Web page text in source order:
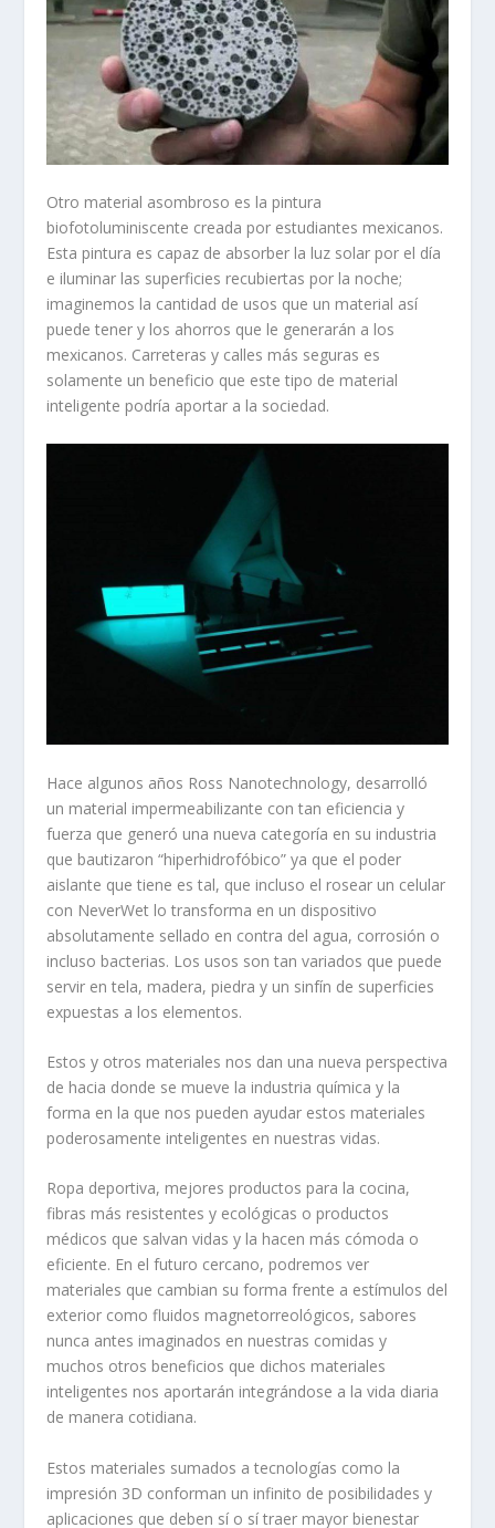
Otro material asombroso es la pintura
biofotoluminiscente creada por estudiantes mexicanos.
Esta pintura es capaz de absorber la luz solar por el día
e iluminar las superficies recubiertas por la noche;
imaginemos la cantidad de usos que un material así
puede tener y los ahorros que le generarán a los
mexicanos. Carreteras y calles más seguras es
solamente un beneficio que este tipo de material
inteligente podría aportar a la sociedad.
Hace algunos años Ross Nanotechnology, desarrolló
un material impermeabilizante con tan eficiencia y
fuerza que generó una nueva categoría en su industria
que bautizaron “hiperhidrofóbico” ya que el poder
aislante que tiene es tal, que incluso el rosear un celular
con NeverWet lo transforma en un dispositivo
absolutamente sellado en contra del agua, corrosión o
incluso bacterias. Los usos son tan variados que puede
servir en tela, madera, piedra y un sinfín de superficies
expuestas a los elementos.
Estos y otros materiales nos dan una nueva perspectiva
de hacia donde se mueve la industria química y la
forma en la que nos pueden ayudar estos materiales
poderosamente inteligentes en nuestras vidas.
Ropa deportiva, mejores productos para la cocina,
fibras más resistentes y ecológicas o productos
médicos que salvan vidas y la hacen más cómoda o
eficiente. En el futuro cercano, podremos ver
materiales que cambian su forma frente a estímulos del
exterior como fluidos magnetorreológicos, sabores
nunca antes imaginados en nuestras comidas y
muchos otros beneficios que dichos materiales
inteligentes nos aportarán integrándose a la vida diaria
de manera cotidiana.
Estos materiales sumados a tecnologías como la
impresión 3D conforman un infinito de posibilidades y
aplicaciones que deben sí o sí traer mayor bienestar